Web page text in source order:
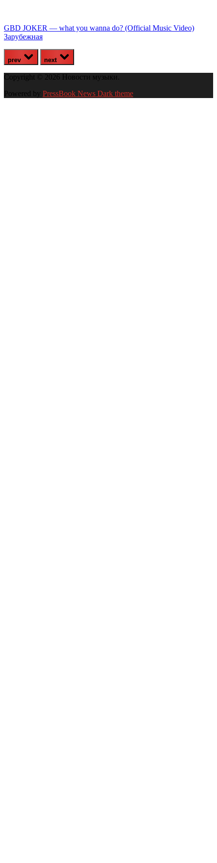
GBD JOKER — what you wanna do? (Official Music Video)
Зарубежная
prev next
Copyright © 2026 Новости музыки.
Powered by PressBook News Dark theme